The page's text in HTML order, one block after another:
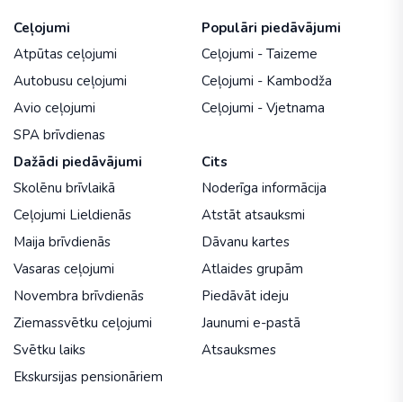
Ceļojumi
Atpūtas ceļojumi
Autobusu ceļojumi
Avio ceļojumi
SPA brīvdienas
Populāri piedāvājumi
Ceļojumi - Taizeme
Ceļojumi - Kambodža
Ceļojumi - Vjetnama
Dažādi piedāvājumi
Skolēnu brīvlaikā
Ceļojumi Lieldienās
Maija brīvdienās
Vasaras ceļojumi
Novembra brīvdienās
Ziemassvētku ceļojumi
Svētku laiks
Ekskursijas pensionāriem
Cits
Noderīga informācija
Atstāt atsauksmi
Dāvanu kartes
Atlaides grupām
Piedāvāt ideju
Jaunumi e-pastā
Atsauksmes